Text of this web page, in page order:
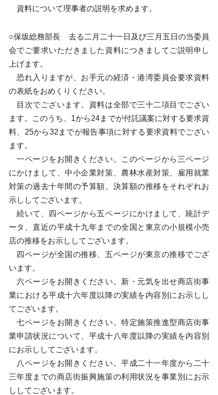
資料について理事者の説明を求めます。
○保坂総務部長 去る二月二十一日及び三月五日の当委員
会でご要求いただきました資料につきましてご説明申し
上げます。
恐れ入りますが、お手元の経済・港湾委員会要求資料
の表紙をおめくりください。
目次でございます。資料は全部で三十二項目でござい
ます。このうち、1から24までが付託議案に対する要求資
料、25から32までが報告事項に対する要求資料でござい
ます。
一ページをお開きください。このページから三ページ
にかけまして、中小企業対策、農林水産対策、雇用就業
対策の過去十年間の予算額、決算額の推移をそれぞれお
示ししてございます。
続いて、四ページから五ページにかけまして、統計デ
ータ、直近の平成十九年までの全国と東京の小規模小売
店の推移をお示ししてございます。
四ページが全国の推移、五ページが東京の推移でござ
います。
六ページをお開きください。新・元気を出せ商店街事
業における平成十六年度以降の実績を内容別にお示しし
てございます。
七ページをお開きください。特定施策推進型商店街事
業申請状況について、平成十八年度以降の実績を内容別
にお示ししてございます。
八ページをお開きください。平成二十一年度から二十
三年度までの商店街振興施策の利用状況を事業別にお示
ししてございます。